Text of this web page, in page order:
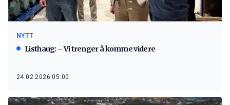
NYTT
Listhaug: – Vi trenger å komme videre
24.02.2026 05:00